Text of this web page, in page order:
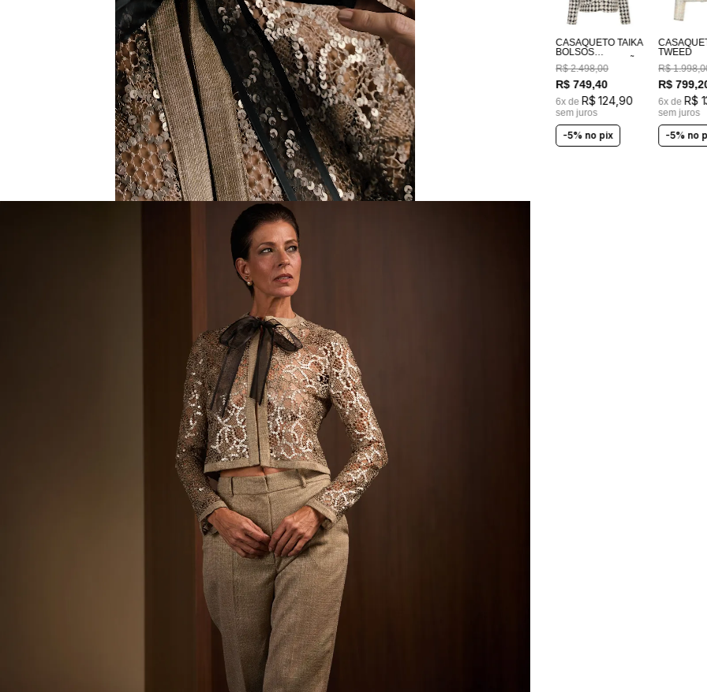
CASAQUETO TAIKA
BOLSOS
BORDADOS A MÃO
R$ 2.498,00
R$ 749,40
6x de R$ 124,90
sem juros
-5% no pix
TWEED
R$ 1.998,
R$ 799,
6x de R$
sem juros
-5% no